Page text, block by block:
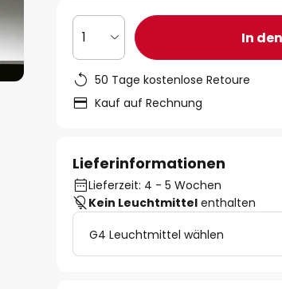
1 In
50 Tage kostenlose Retoure
Kauf auf Rechnung
Lieferinformationen
Lieferzeit: 4 - 5 Wochen
Kein Leuchtmittel enthalten
G4 Leuchtmittel wählen